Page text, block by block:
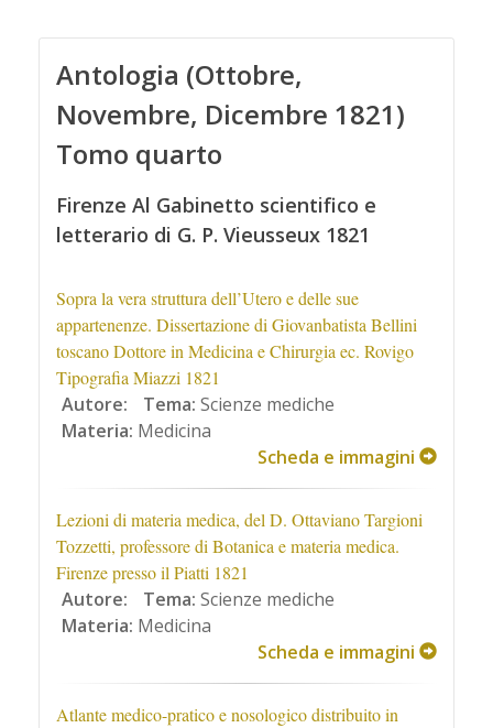
Antologia (Ottobre,
Novembre, Dicembre 1821)
Tomo quarto
Firenze Al Gabinetto scientifico e
letterario di G. P. Vieusseux 1821
Sopra la vera struttura dell’Utero e delle sue
appartenenze. Dissertazione di Giovanbatista Bellini
toscano Dottore in Medicina e Chirurgia ec. Rovigo
Tipografia Miazzi 1821
Autore: Tema: Scienze mediche
Materia: Medicina
Scheda e immagini
Lezioni di materia medica, del D. Ottaviano Targioni
Tozzetti, professore di Botanica e materia medica.
Firenze presso il Piatti 1821
Autore: Tema: Scienze mediche
Materia: Medicina
Scheda e immagini
Atlante medico-pratico e nosologico distribuito in